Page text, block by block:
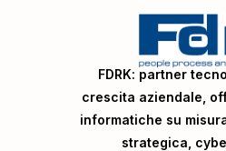
FDRK: partner
crescita aziendale,
informatiche su
strategica,